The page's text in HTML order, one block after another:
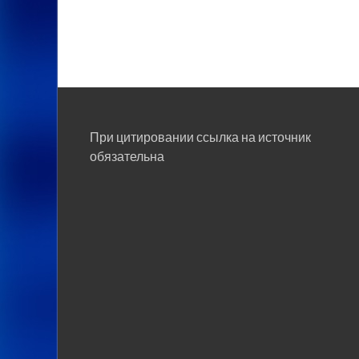
При цитировании ссылка на источник
обязательна